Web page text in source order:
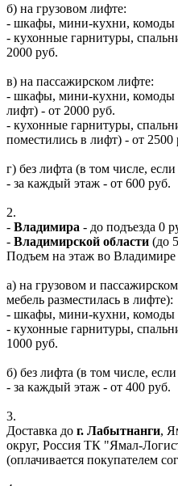
б) на грузовом лифте:
- шкафы, мини-кухни, комоды
- кухонные гарнитуры,
2000 руб.
в) на пассажирском лифте:
- шкафы, мини-кухни, комоды
лифт) - от 2000 руб.
- кухонные гарнитуры,
поместились в лифт) - от 2500
г) без лифта (в том числе,
- за каждый этаж - от 600 руб.
2.
- Владимира - до подъезда 0
- Владимирской области (до
Подъем на этаж во
а) на грузовом и
мебель разместилась в лифте):
- шкафы, мини-кухни, комоды
- кухонные гарнитуры,
1000 руб.
б) без лифта (в том числе,
- за каждый этаж - от 400 руб.
3.
Доставка до г. Лабытнанги,
округ, Россия ТК "Ямал-
(оплачивается покупателем